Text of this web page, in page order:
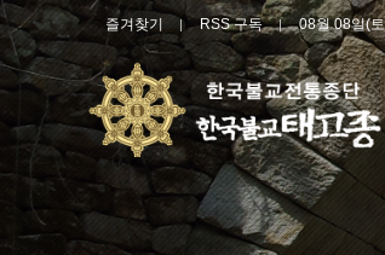
즐겨찾기 RSS 구독 08월 08일(